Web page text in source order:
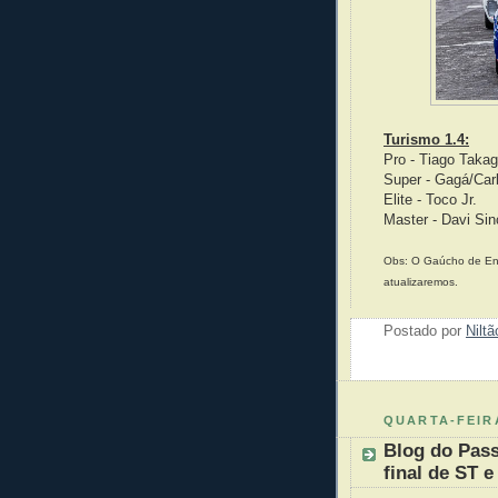
Turismo 1.4:
Pro - Tiago
Super - Gagá/
Elite - Toco Jr.
Master - Davi
Obs: O Gaúcho de
atualizaremos.
Postado por
QUARTA-
Blog do
final de ST